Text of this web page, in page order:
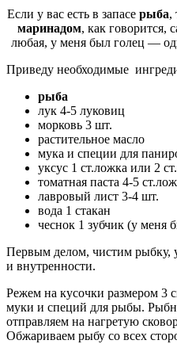
Если у вас есть в запасе рыба,
маринадом, как говорится,
любая, у меня был голец —
Приведу необходимые
рыба
лук 4-5 луковиц
морковь 3 шт.
растительное масло
мука и специи для
уксус 1 ст.ложка или 2
томатная паста 4-5
лавровый лист 3-4 шт.
вода 1 стакан
чеснок 1 зубчик (у меня
Первым делом, чистим рыбку,
и внутренности.
Режем на кусочки размером 3
муки и специй для рыбы.
отправляем на нагретую
Обжариваем рыбу со всех